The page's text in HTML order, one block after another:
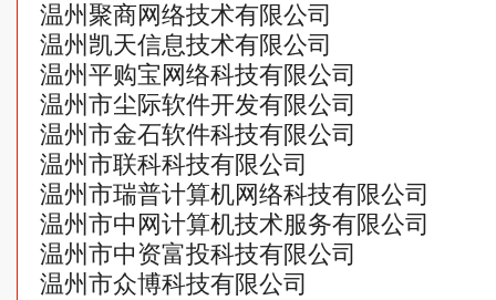
温州聚商网络技术有限公司
温州凯天信息技术有限公司
温州平购宝网络科技有限公司
温州市尘际软件开发有限公司
温州市金石软件科技有限公司
温州市联科科技有限公司
温州市瑞普计算机网络科技有限公司
温州市中网计算机技术服务有限公司
温州市中资富投科技有限公司
温州市众博科技有限公司